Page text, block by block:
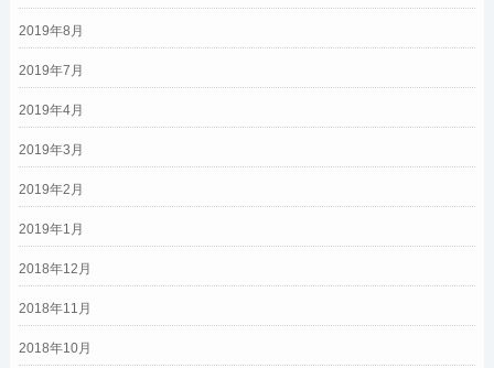
2019年8月
2019年7月
2019年4月
2019年3月
2019年2月
2019年1月
2018年12月
2018年11月
2018年10月